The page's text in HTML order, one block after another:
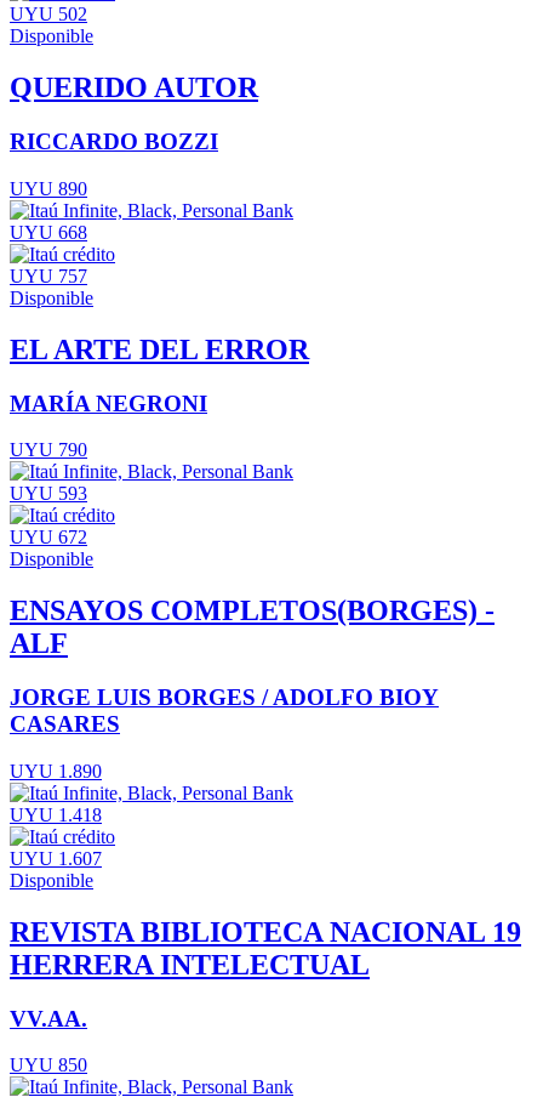
UYU 502
Disponible
QUERIDO AUTOR
RICCARDO BOZZI
UYU 890
UYU 668
UYU 757
Disponible
EL ARTE DEL ERROR
MARÍA NEGRONI
UYU 790
UYU 593
UYU 672
Disponible
ENSAYOS COMPLETOS(BORGES) -
ALF
JORGE LUIS BORGES / ADOLFO BIOY
CASARES
UYU 1.890
UYU 1.418
UYU 1.607
Disponible
REVISTA BIBLIOTECA NACIONAL 19
HERRERA INTELECTUAL
VV.AA.
UYU 850